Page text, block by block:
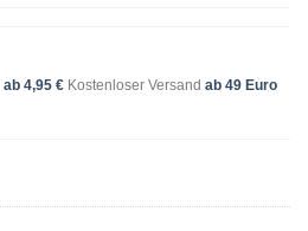
ab 4,95 € Kostenloser Versand ab 49 Euro